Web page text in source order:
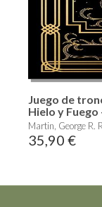
Juego de
Hielo y Fuego
Martin, George R.
35,90 €